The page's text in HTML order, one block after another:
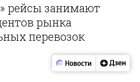
рейсы занимают
рынка
перевозок